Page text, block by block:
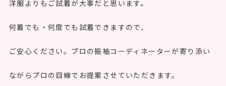
洋服よりもご試着が大事だと思います。
何着でも・何度でも試着できますので、
ご安心ください。プロの振袖コーディネーターが寄り添い
ながらプロの目線でお提案させていただきます。